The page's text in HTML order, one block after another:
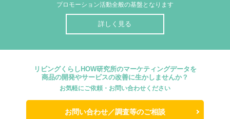
プロモーション活動全般の基盤となります
詳しく見る
リビングくらしHOW研究所のマーケティングデータを
商品の開発やサービスの改善に生かしませんか？
お気軽にご依頼・お問い合わせください
お問い合わせ／調査等のご相談